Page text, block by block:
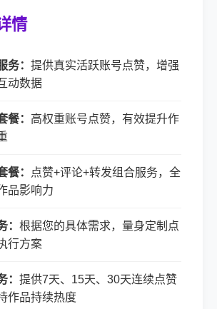
情
务： 提供真实活跃账号点赞，增强
动数据
餐： 高权重账号点赞，有效提升作
餐：
点赞+评论+转发组合服务，全
品影响力
： 根据您的具体需求，量身定制点
行方案
： 提供7天、15天、30天连续点赞
作品持续热度